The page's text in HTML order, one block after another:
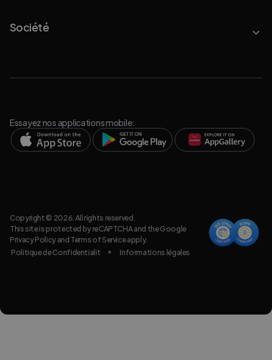
Société
Essayez nos applications mobile:
Copyright © 2026. All rights reserved.
This site is protected by reCAPTCHA and the Google
Privacy Policyand Terms of Serviceapply.
Politique de Confidentialit
Informations légales